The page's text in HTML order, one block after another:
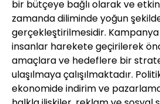
bir bütçeye bağlı olarak ve
zamanda diliminde yoğun
gerçekleştirilmesidir.
insanlar harekete geçirilerek
amaçlara ve hedeflere bir
ulaşılmaya çalışılmaktadır.
ekonomide indirim ve